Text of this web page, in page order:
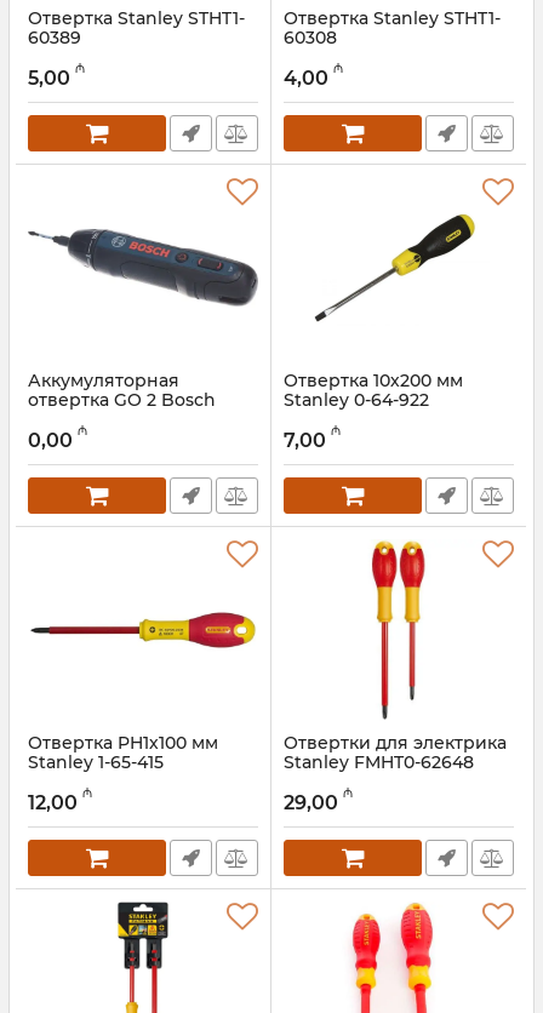
Отвертка Stanley STHT1-
60389
Артикул:
5,00 ₼
Отвертка Stanley STHT1-
60308
Артикул:
4,00 ₼
Аккумуляторная
отвертка GO 2 Bosch
Артикул:
0,00 ₼
Отвертка 10х200 мм
Stanley 0-64-922
Артикул:
7,00 ₼
Отвертка PH1х100 мм
Stanley 1-65-415
Артикул:
12,00 ₼
Отвертки для электрика
Stanley FMHT0-62648
29,00 ₼